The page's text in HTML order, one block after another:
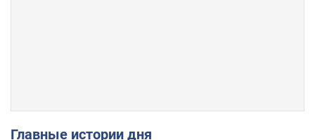
Главные истории дня